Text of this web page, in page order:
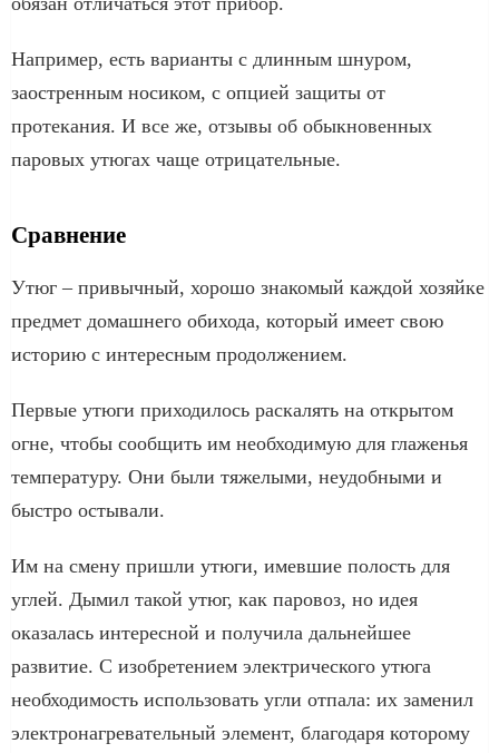
Например, есть варианты с длинным шнуром,
заостренным носиком, с опцией защиты от
протекания. И все же, отзывы об обыкновенных
паровых утюгах чаще отрицательные.
Сравнение
Утюг – привычный, хорошо знакомый каждой хозяйке
предмет домашнего обихода, который имеет свою
историю с интересным продолжением.
Первые утюги приходилось раскалять на открытом
огне, чтобы сообщить им необходимую для глаженья
температуру. Они были тяжелыми, неудобными и
быстро остывали.
Им на смену пришли утюги, имевшие полость для
углей. Дымил такой утюг, как паровоз, но идея
оказалась интересной и получила дальнейшее
развитие. С изобретением электрического утюга
необходимость использовать угли отпала: их заменил
электронагревательный элемент, благодаря которому